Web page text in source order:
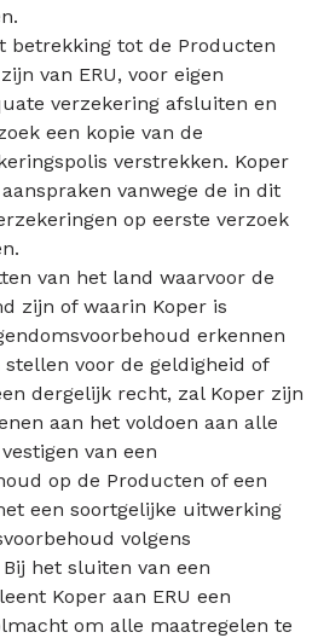
betrekking tot de Producten
van ERU, voor eigen
verzekering afsluiten en
een kopie van de
verstrekken. Koper
vanwege de in dit
op eerste verzoek
van het land waarvoor de
zijn of waarin Koper is
erkennen
voor de geldigheid of
dergelijk recht, zal Koper zijn
aan het voldoen aan alle
van een
op de Producten of een
een soortgelijke uitwerking
volgens
het sluiten van een
Koper aan ERU een
om alle maatregelen te